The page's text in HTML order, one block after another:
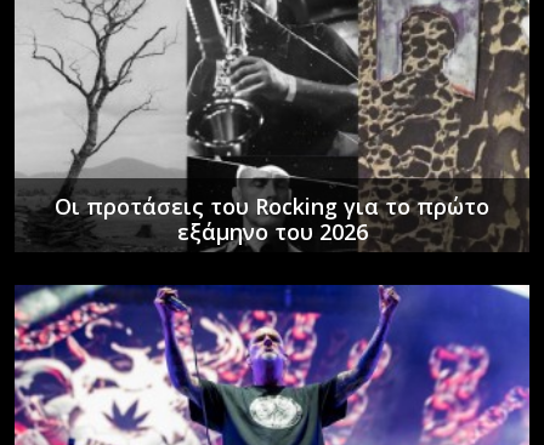
Οι προτάσεις του Rocking για το πρώτο
εξάμηνο του 2026